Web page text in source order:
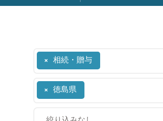
× 相続・贈与
× 徳島県